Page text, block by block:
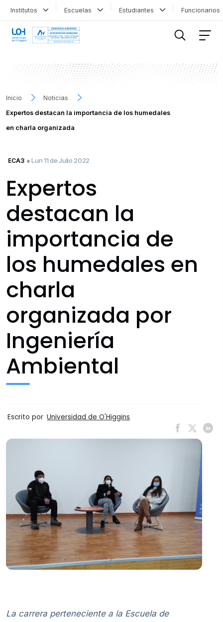
Institutos Escuelas Estudiantes
Inicio
Noticias
Expertos destacan la importancia de los humedales
en charla organizada
ECA3 ● Lun 11 de Julio 2022
Expertos
destacan la
importancia de
los humedales en
charla
organizada por
Ingeniería
Ambiental
Escrito por Universidad de O'Higgins
La carrera perteneciente a la Escuela de